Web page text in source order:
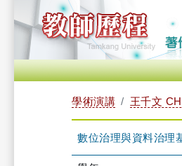
學術演講 王千文
數位治理與資料治理